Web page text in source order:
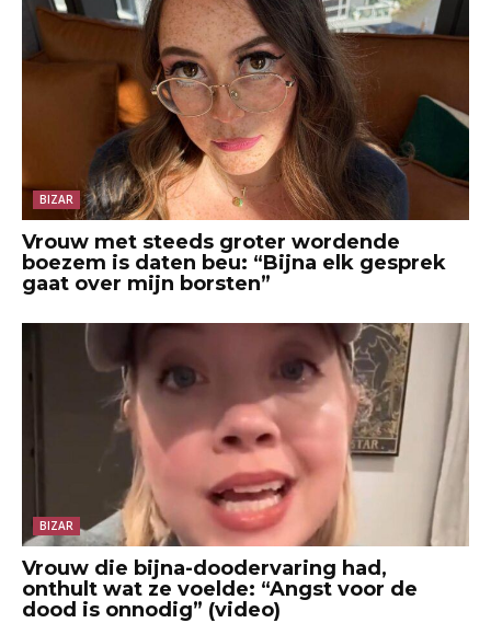
BIZAR
Vrouw met steeds groter wordende
boezem is daten beu: “Bijna elk gesprek
gaat over mijn borsten”
BIZAR
Vrouw die bijna-doodervaring had,
onthult wat ze voelde: “Angst voor de
dood is onnodig” (video)